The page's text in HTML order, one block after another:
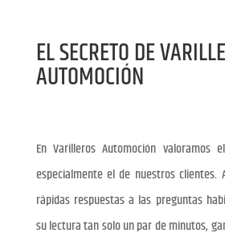
EL SECRETO DE
AUTOMOCIÓN
En Varilleros Automoción valoramos
especialmente el de nuestros clientes.
rápidas respuestas a las preguntas
su lectura tan solo un par de minutos,